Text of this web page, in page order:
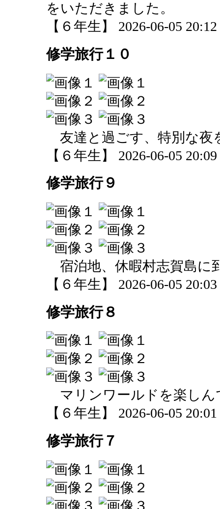
をいただきました。
【６年生】 2026-06-05
修学旅行１０
友達と過ごす、特別な夜
【６年生】 2026-06-05
修学旅行９
宿泊地、休暇村志賀島に
【６年生】 2026-06-05
修学旅行８
マリンワールドを楽しん
【６年生】 2026-06-05
修学旅行７